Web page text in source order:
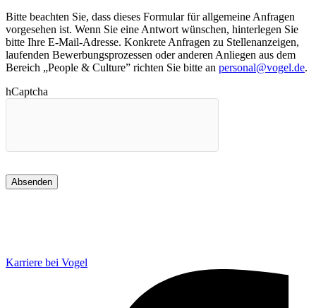
Bitte beachten Sie, dass dieses Formular für allgemeine Anfragen
vorgesehen ist. Wenn Sie eine Antwort wünschen, hinterlegen Sie
bitte Ihre E-Mail-Adresse. Konkrete Anfragen zu Stellenanzeigen,
laufenden Bewerbungsprozessen oder anderen Anliegen aus dem
Bereich „People & Culture” richten Sie bitte an personal@vogel.de.
hCaptcha
Karriere bei Vogel